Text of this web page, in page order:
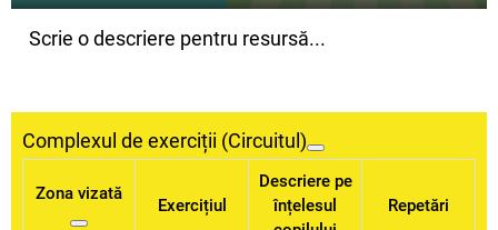
Scrie o descriere pentru resursă...
Complexul de exerciții (Circuitul)
Zona vizată
Exercițiul
Descriere pe
înțelesul
Repetări